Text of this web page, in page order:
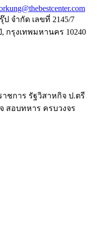
จำกัด เลขที่ 2145/7
กรุงเทพมหานคร 10240
ชการ รัฐวิสาหกิจ ป.ตรี
สอบทหาร ครบวงจร